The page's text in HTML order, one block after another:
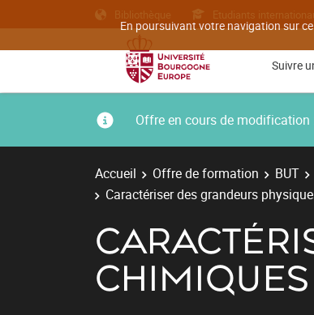
En poursuivant votre navigation sur
Bibliothèque Etudiants
Suivre
Offre en cours de modification
Accueil Offre de formation BUT
Caractériser des grandeurs